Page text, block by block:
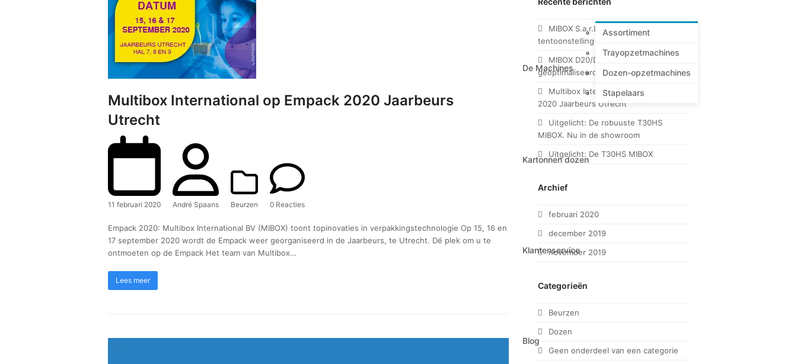
De Machines
Assortiment
Trayopzetmachines
Dozen-opzetmachines
Stapelaars
Kartonnen dozen
Klantenservice
Blog
Multibox International op Empack 2020 Jaarbeurs
Utrecht
11 februari 2020 André Spaans Beurzen 0 Reacties
Empack 2020: Multibox International BV (MIBOX) toont topinovaties in verpakkingstechnologie Op 15, 16 en
17 september 2020 wordt de Empack weer georganiseerd in de Jaarbeurs, te Utrecht. Dé plek om u te
ontmoeten op de Empack Het team van Multibox…
Lees meer
MIBOX S.a.r.L. op CFIA 2020
tentoonstelling in Rennes
MIBOX D20/D20H voor trays met
geoptimaliseerde display-opening
Multibox International op Empack
2020 Jaarbeurs Utrecht
Uitgelicht: De robuuste T30HS
MIBOX. Nu in de showroom
Uitgelicht: De T30HS MIBOX
Archief
februari 2020
december 2019
november 2019
Categorieën
Beurzen
Dozen
Geen onderdeel van een categorie